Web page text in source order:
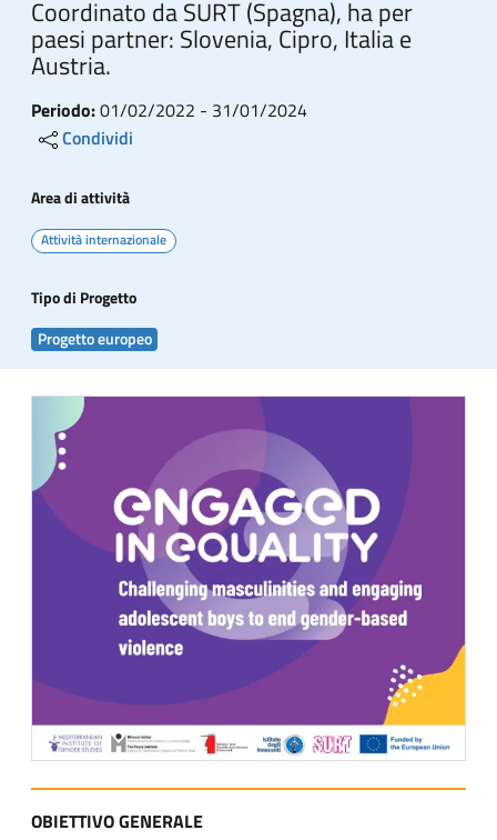
Coordinato da SURT (Spagna), ha per
paesi partner: Slovenia, Cipro, Italia e
Austria.
Periodo:01/02/2022 - 31/01/2024
Condividi
Area di attività
Attività internazionale
Tipo di Progetto
Progetto europeo
OBIETTIVO GENERALE